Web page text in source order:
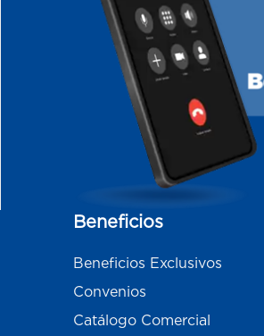
Beneficios
Beneficios Exclusivos
Convenios
Catálogo Comercial